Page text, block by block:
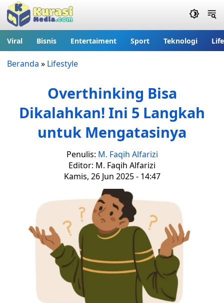
Viral Bisnis Entertaiment Sport Teknologi
Beranda » Lifestyle
Overthinking Bisa
Dikalahkan! Ini 5 Langkah
untuk Mengatasinya
Penulis: M. Faqih Alfarizi
Editor: M. Faqih Alfarizi
Kamis, 26 Jun 2025 - 14:47